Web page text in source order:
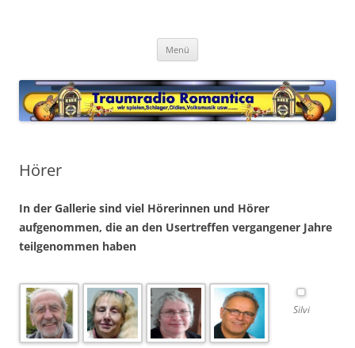
Menü
Hörer
In der Gallerie sind viel Hörerinnen und Hörer
aufgenommen, die an den Usertreffen vergangener Jahre
teilgenommen haben
Silvi